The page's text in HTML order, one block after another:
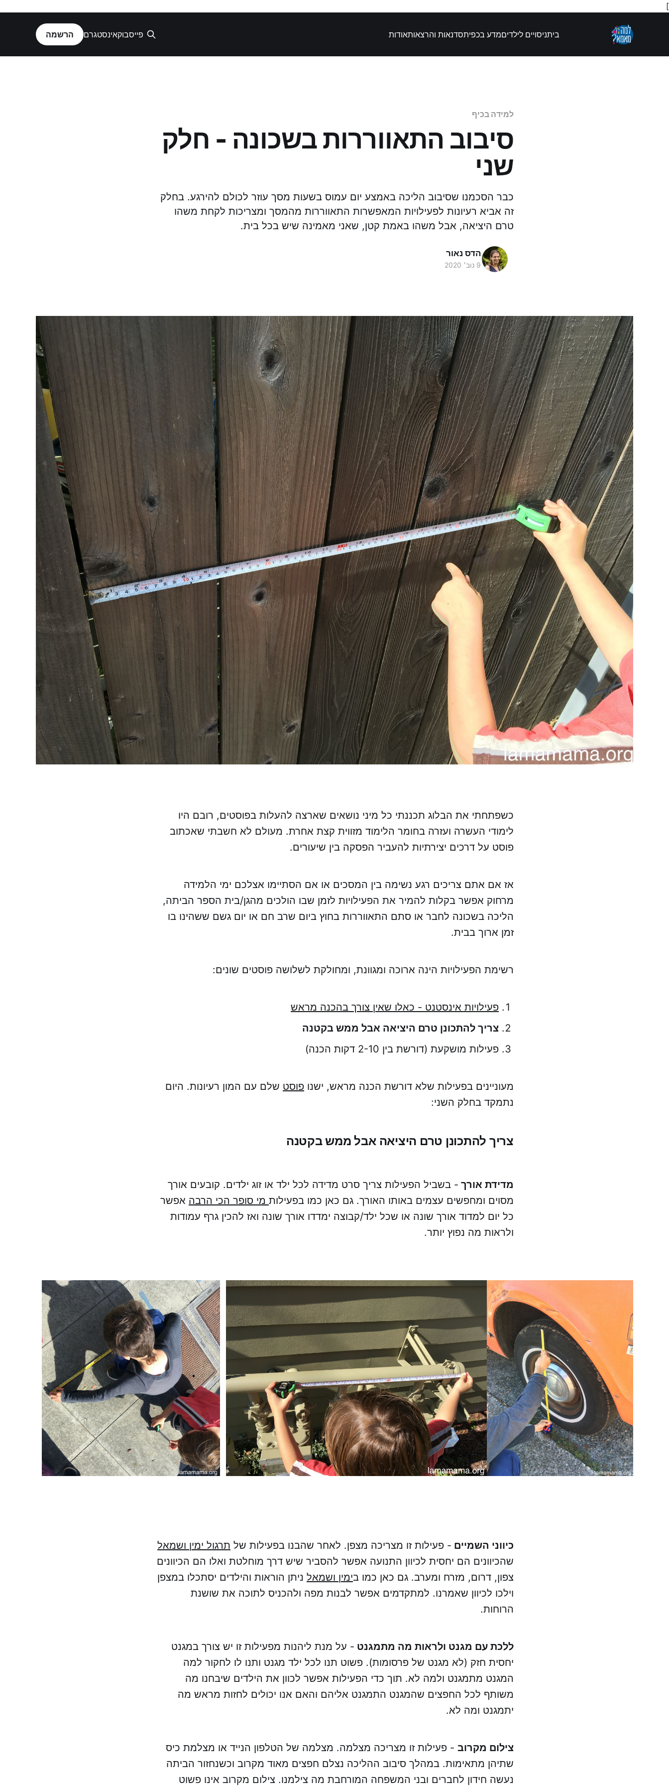
]
ביתניסויים לילדיםמדע בכפיתסדנאות והרצאותאודות פייסבוקאינסטגרם הרשמה
למידה בכיף
סיבוב התאווררות בשכונה - חלק
שני
כבר הסכמנו שסיבוב הליכה באמצע יום עמוס בשעות מסך עוזר לכולם להירגע. בחלק
זה אביא רעיונות לפעילויות המאפשרות התאווררות מהמסך ומצריכות לקחת משהו
טרם היציאה, אבל משהו באמת קטן, שאני מאמינה שיש בכל בית.
הדס נאור
9 נוב׳ 2020
כשפתחתי את הבלוג תכננתי כל מיני נושאים שארצה להעלות בפוסטים, רובם היו
לימודי העשרה ועזרה בחומר הלימוד מזווית קצת אחרת. מעולם לא חשבתי שאכתוב
פוסט על דרכים יצירתיות להעביר הפסקה בין שיעורים.
אז אם אתם צריכים רגע נשימה בין המסכים או אם הסתיימו אצלכם ימי הלמידה
מרחוק אפשר בקלות להמיר את הפעילויות לזמן שבו הולכים מהגן/בית הספר הביתה,
הליכה בשכונה לחבר או סתם התאווררות בחוץ ביום שרב חם או יום גשם ששהינו בו
זמן ארוך בבית.
רשימת הפעילויות הינה ארוכה ומגוונת, ומחולקת לשלושה פוסטים שונים:
פעילויות אינסטנט - כאלו שאין צורך בהכנה מראש
צריך להתכונן טרם היציאה אבל ממש בקטנה
פעילות מושקעת (דורשת בין 2-10 דקות הכנה)
מעוניינים בפעילות שלא דורשת הכנה מראש, ישנו פוסט שלם עם המון רעיונות. היום
נתמקד בחלק השני:
צריך להתכונן טרם היציאה אבל ממש בקטנה
מדידת אורך - בשביל הפעילות צריך סרט מדידה לכל ילד או זוג ילדים. קובעים אורך
מסוים ומחפשים עצמים באותו האורך. גם כאן כמו בפעילות מי סופר הכי הרבה אפשר
כל יום למדוד אורך שונה או שכל ילד/קבוצה ימדדו אורך שונה ואז להכין גרף עמודות
ולראות מה נפוץ יותר.
כיווני השמיים - פעילות זו מצריכה מצפן. לאחר שהבנו בפעילות של תרגול ימין ושמאל
שהכיוונים הם יחסית לכיוון התנועה אפשר להסביר שיש דרך מוחלטת ואלו הם הכיוונים
צפון, דרום, מזרח ומערב. גם כאן כמו בימין ושמאל ניתן הוראות והילדים יסתכלו במצפן
וילכו לכיוון שאמרנו. למתקדמים אפשר לבנות מפה ולהכניס לתוכה את שושנת
הרוחות.
ללכת עם מגנט ולראות מה מתמגנט - על מנת ליהנות מפעילות זו יש צורך במגנט
יחסית חזק (לא מגנט של פרסומות). פשוט תנו לכל ילד מגנט ותנו לו לחקור למה
המגנט מתמגנט ולמה לא. תוך כדי הפעילות אפשר לכוון את הילדים שיבחנו מה
משותף לכל החפצים שהמגנט התמגנט אליהם והאם אנו יכולים לחזות מראש מה
יתמגנט ומה לא.
צילום מקרוב - פעילות זו מצריכה מצלמה. מצלמה של הטלפון הנייד או מצלמת כיס
שתיהן מתאימות. במהלך סיבוב ההליכה נצלם חפצים מאוד מקרוב וכשנחזור הביתה
נעשה חידון לחברים ובני המשפחה המורחבת מה צילמנו. צילום מקרוב אינו פשוט